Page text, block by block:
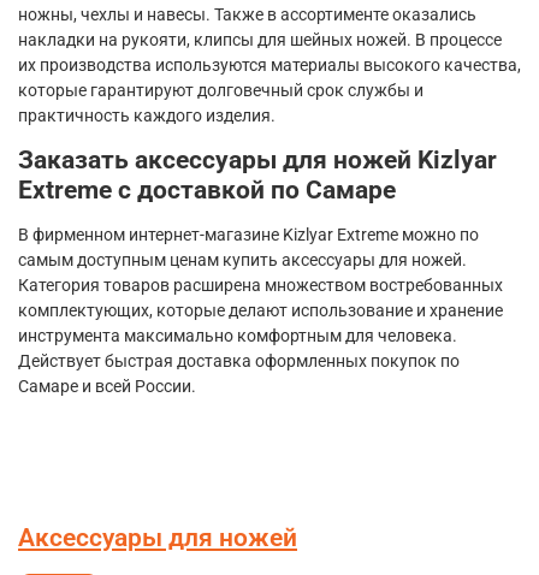
ножны, чехлы и навесы. Также в ассортименте оказались
накладки на рукояти, клипсы для шейных ножей. В процессе
их производства используются материалы высокого качества,
которые гарантируют долговечный срок службы и
практичность каждого изделия.
Заказать аксессуары для ножей Kizlyar
Extreme с доставкой по Самаре
В фирменном интернет-магазине Kizlyar Extreme можно по
самым доступным ценам купить аксессуары для ножей.
Категория товаров расширена множеством востребованных
комплектующих, которые делают использование и хранение
инструмента максимально комфортным для человека.
Действует быстрая доставка оформленных покупок по
Самаре и всей России.
Аксессуары для ножей